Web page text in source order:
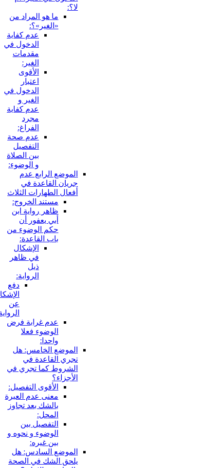
لا؟:
ما هو المراد من
«الغير»؟:
عدم كفاية
الدخول في
مقدمات
الغير:
الأقوى
اعتبار
الدخول في
الغير و
عدم كفاية
مجرد
الفراغ:
عدم صحة
التفصيل
بين الصلاة
و الوضوء:
الموضع الرابع عدم
جريان القاعدة في
أفعال الطهارات الثلاث
مستند الخروج:
ظاهر رواية ابن
أبي يعفور أن
حكم الوضوء من
باب القاعدة:
الإشكال
في ظاهر
ذيل
الرواية:
دفع
الإشكال
عن
الرواية:
عدم غرابة فرض
الوضوء فعلا
واحدا:
الموضع الخامس: هل
تجري القاعدة في
الشروط كما تجري في
الأجزاء؟
الأقوى التفصيل:
معنى عدم العبرة
بالشك بعد تجاوز
المحل:
التفصيل بين
الوضوء و نحوه و
بين غيره:
الموضع السادس: هل
يلحق الشك في الصحة